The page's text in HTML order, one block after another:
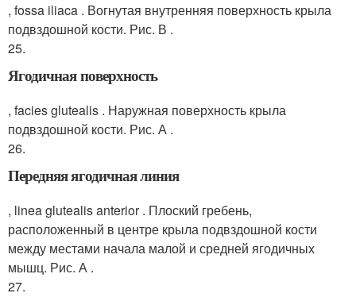
, fossa iliaca . Вогнутая внутренняя поверхность крыла
подвздошной кости. Рис. В .
25.
Ягодичная поверхность
, facies glutealis . Наружная поверхность крыла
подвздошной кости. Рис. А .
26.
Передняя ягодичная линия
, linea glutealis anterior . Плоский гребень,
расположенный в центре крыла подвздошной кости
между местами начала малой и средней ягодичных
мышц. Рис. А .
27.